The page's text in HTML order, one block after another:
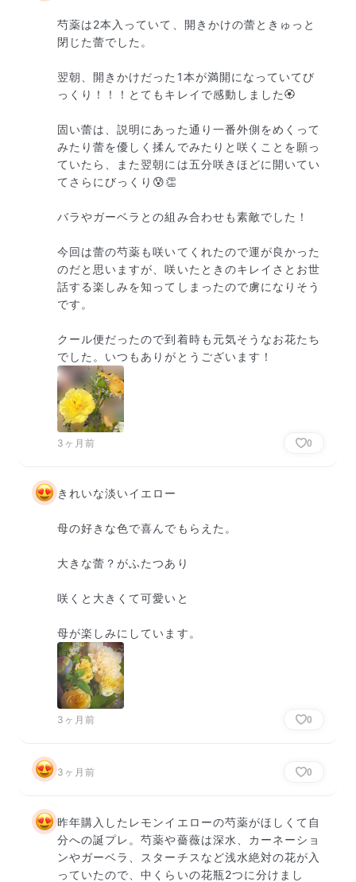
芍薬は2本入っていて、開きかけの蕾ときゅっと
閉じた蕾でした。
翌朝、開きかけだった1本が満開になっていてび
っくり！！！とてもキレイで感動しました🏵️
固い蕾は、説明にあった通り一番外側をめくって
みたり蕾を優しく揉んでみたりと咲くことを願っ
ていたら、また翌朝には五分咲きほどに開いてい
てさらにびっくり😰👏
バラやガーベラとの組み合わせも素敵でした！
今回は蕾の芍薬も咲いてくれたので運が良かった
のだと思いますが、咲いたときのキレイさとお世
話する楽しみを知ってしまったので虜になりそう
です。
クール便だったので到着時も元気そうなお花たち
でした。いつもありがとうございます！
3ヶ月前 0
きれいな淡いイエロー
母の好きな色で喜んでもらえた。
大きな蕾？がふたつあり
咲くと大きくて可愛いと
母が楽しみにしています。
3ヶ月前 0
3ヶ月前 0
昨年購入したレモンイエローの芍薬がほしくて自
分への誕プレ。芍薬や薔薇は深水、カーネーショ
ンやガーベラ、スターチスなど浅水絶対の花が入
っていたので、中くらいの花瓶2つに分けまし